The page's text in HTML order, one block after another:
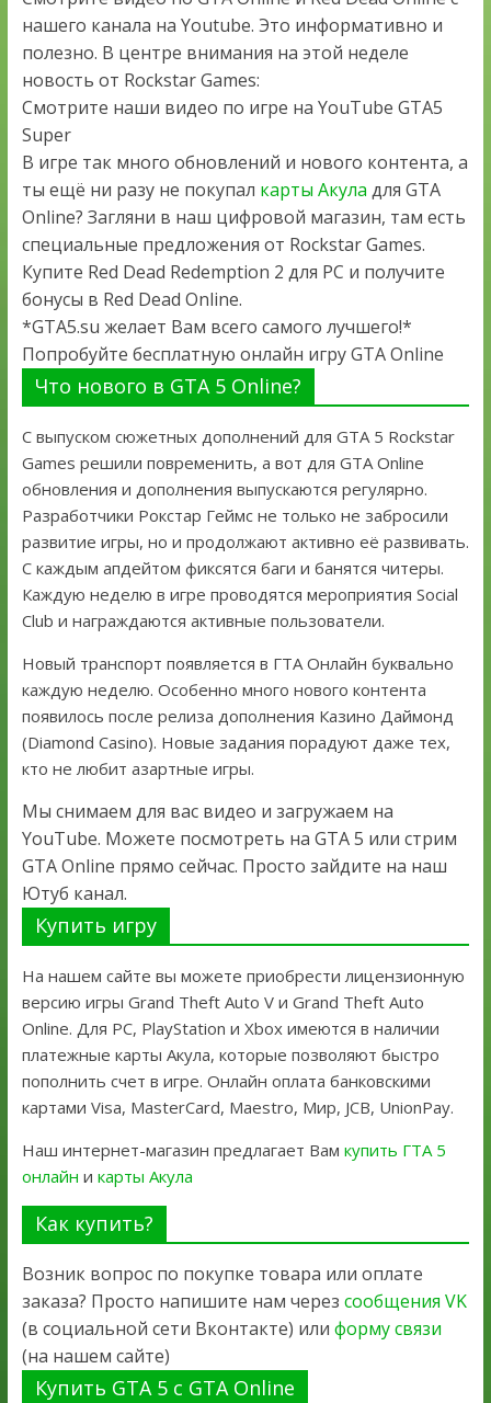
нашего канала на Youtube. Это информативно и
полезно. В центре внимания на этой неделе
новость от Rockstar Games:
Смотрите наши видео по игре на YouTube GTA5
Super
В игре так много обновлений и нового контента, а
ты ещё ни разу не покупал карты Акула для GTA
Online? Загляни в наш цифровой магазин, там есть
специальные предложения от Rockstar Games.
Купите Red Dead Redemption 2 для PC и получите
бонусы в Red Dead Online.
*GTA5.su желает Вам всего самого лучшего!*
Попробуйте бесплатную онлайн игру GTA Online
Что нового в GTA 5 Online?
С выпуском сюжетных дополнений для GTA 5 Rockstar
Games решили повременить, а вот для GTA Online
обновления и дополнения выпускаются регулярно.
Разработчики Рокстар Геймс не только не забросили
развитие игры, но и продолжают активно её развивать.
С каждым апдейтом фиксятся баги и банятся читеры.
Каждую неделю в игре проводятся мероприятия Social
Club и награждаются активные пользователи.
Новый транспорт появляется в ГТА Онлайн буквально
каждую неделю. Особенно много нового контента
появилось после релиза дополнения Казино Даймонд
(Diamond Casino). Новые задания порадуют даже тех,
кто не любит азартные игры.
Мы снимаем для вас видео и загружаем на
YouTube. Можете посмотреть на GTA 5 или стрим
GTA Online прямо сейчас. Просто зайдите на наш
Ютуб канал.
Купить игру
На нашем сайте вы можете приобрести лицензионную
версию игры Grand Theft Auto V и Grand Theft Auto
Online. Для PC, PlayStation и Xbox имеются в наличии
платежные карты Акула, которые позволяют быстро
пополнить счет в игре. Онлайн оплата банковскими
картами Visa, MasterCard, Maestro, Мир, JCB, UnionPay.
Наш интернет-магазин предлагает Вам купить ГТА 5
онлайн и карты Акула
Как купить?
Возник вопрос по покупке товара или оплате
заказа? Просто напишите нам через сообщения VK
(в социальной сети Вконтакте) или форму связи
(на нашем сайте)
Купить GTA 5 с GTA Online